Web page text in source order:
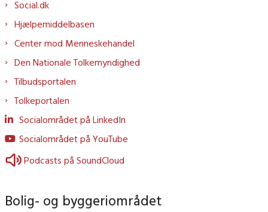
Social.dk
Hjælpemiddelbasen
Center mod Menneskehandel
Den Nationale Tolkemyndighed
Tilbudsportalen
Tolkeportalen
Socialområdet på LinkedIn
Socialområdet på YouTube
Podcasts på SoundCloud
Bolig- og byggeriområdet